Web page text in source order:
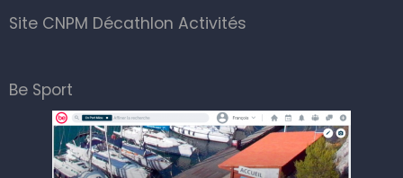
Site CNPM Décathlon Activités
Be Sport